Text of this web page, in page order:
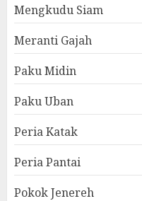
Mengkudu Siam
Meranti Gajah
Paku Midin
Paku Uban
Peria Katak
Peria Pantai
Pokok Jenereh